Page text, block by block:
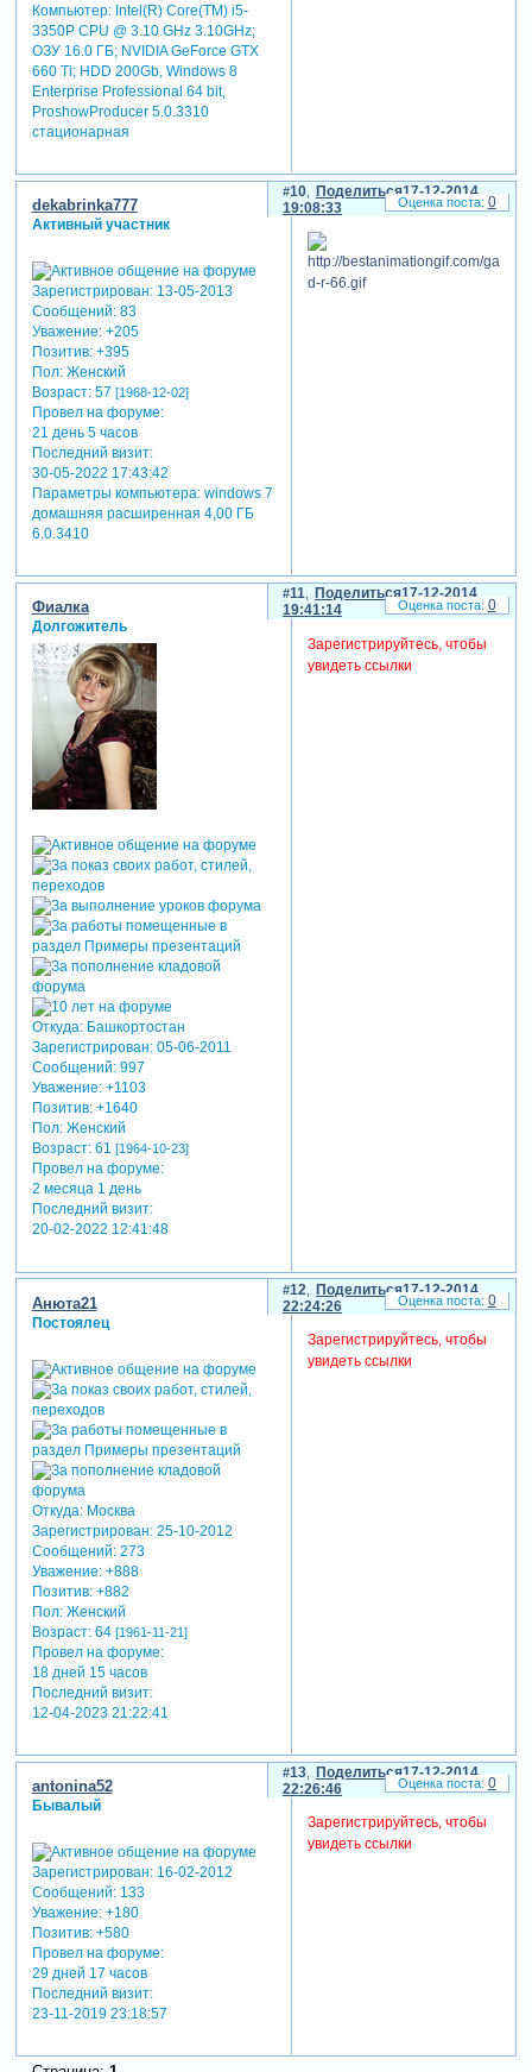
Компьютер: Intel(R) Core(TM) i5-
3350P CPU @ 3.10 GHz 3.10GHz;
ОЗУ 16.0 ГБ; NVIDIA GeForce GTX
660 Ti; HDD 200Gb, Windows 8
Enterprise Professional 64 bit,
ProshowProducer 5.0.3310
стационарная
Поделиться
10
17-12-2014
19:08:33
dekabrinka777
Активный участник
Зарегистрирован: 13-05-2013
Сообщений:83
Уважение: +205
Позитив: +395
Пол:Женский
Возраст:57 [1968-12-02]
Провел на форуме:
21 день 5 часов
Последний визит:
30-05-2022 17:43:42
Параметры компьютера:windows 7
домашняя расширенная 4,00 ГБ
6.0.3410
0
Поделиться
11
17-12-2014
19:41:14
Фиалка
Долгожитель
Откуда:Башкортостан
Зарегистрирован: 05-06-2011
Сообщений:997
Уважение: +1103
Позитив: +1640
Пол:Женский
Возраст:61 [1964-10-23]
Провел на форуме:
2 месяца 1 день
Последний визит:
20-02-2022 12:41:48
Зарегистрируйтесь, чтобы
увидеть ссылки
0
Поделиться
12
17-12-2014
22:24:26
Анюта21
Постоялец
Откуда:Москва
Зарегистрирован: 25-10-2012
Сообщений:273
Уважение: +888
Позитив: +882
Пол:Женский
Возраст:64 [1961-11-21]
Провел на форуме:
18 дней 15 часов
Последний визит:
12-04-2023 21:22:41
Зарегистрируйтесь, чтобы
увидеть ссылки
0
Поделиться
13
17-12-2014
22:26:46
antonina52
Бывалый
Зарегистрирован: 16-02-2012
Сообщений:133
Уважение: +180
Позитив: +580
Провел на форуме:
29 дней 17 часов
Последний визит:
23-11-2019 23:18:57
Зарегистрируйтесь, чтобы
увидеть ссылки
0